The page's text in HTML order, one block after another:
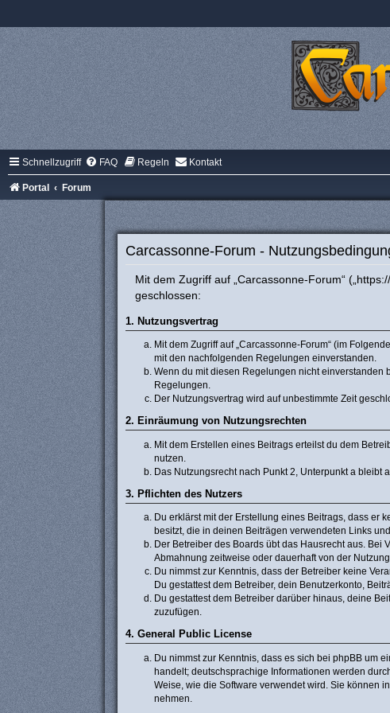
Schnellzugriff FAQ Regeln Kontakt
Portal Forum
Carcassonne-Forum -
Mit dem Zugriff auf „Carcassonne-Forum“
geschlossen:
1. Nutzungsvertrag
Mit dem Zugriff auf „Carcassonne-Forum“ (im
mit den nachfolgenden Regelungen einverstanden.
Wenn du mit diesen Regelungen nicht einverstanden
Regelungen.
Der Nutzungsvertrag wird auf unbestimmte Zeit
2. Einräumung von Nutzungsrechten
Mit dem Erstellen eines Beitrags erteilst du dem
nutzen.
Das Nutzungsrecht nach Punkt 2, Unterpunkt a bleibt
3. Pflichten des Nutzers
Du erklärst mit der Erstellung eines Beitrags, dass er
besitzt, die in deinen Beiträgen verwendeten Links
Der Betreiber des Boards übt das Hausrecht aus.
Abmahnung zeitweise oder dauerhaft von der
Du nimmst zur Kenntnis, dass der Betreiber keine
Du gestattest dem Betreiber, dein Benutzerkonto,
Du gestattest dem Betreiber darüber hinaus, deine
zuzufügen.
4. General Public License
Du nimmst zur Kenntnis, dass es sich bei phpBB um
handelt; deutschsprachige Informationen werden
Weise, wie die Software verwendet wird. Sie können
nehmen.